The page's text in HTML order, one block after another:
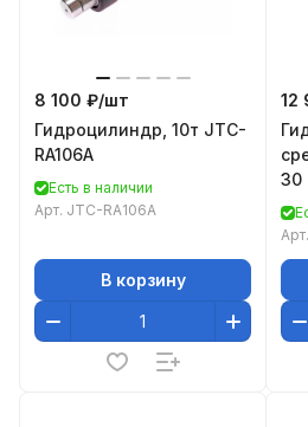
8 100 ₽/шт
Гидроцилиндр, 10т JTC-
RA106A
Есть в наличии
Арт. JTC-RA106A
В корзину
12
30
Арт.